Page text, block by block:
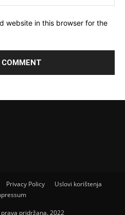
website in this browser for the
Privacy Policy
Uslovi korištenja
pridržana. 2022